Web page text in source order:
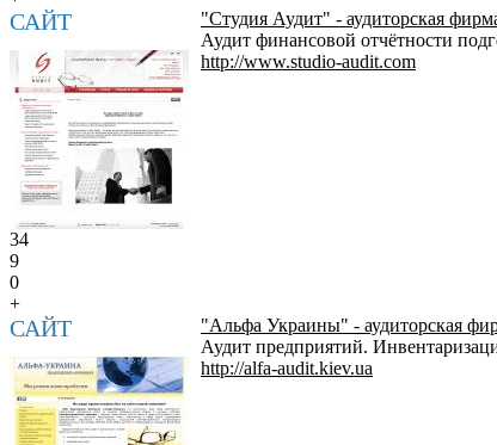
САЙТ
"Студия Аудит" - аудиторская
Аудит финансовой отчётности
http://www.studio-audit.com
34
9
0
+
САЙТ
"Альфа Украины" - аудиторская
Аудит предприятий.
http://alfa-audit.kiev.ua